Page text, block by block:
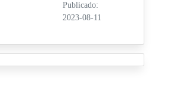
Publicado:
2023-08-11